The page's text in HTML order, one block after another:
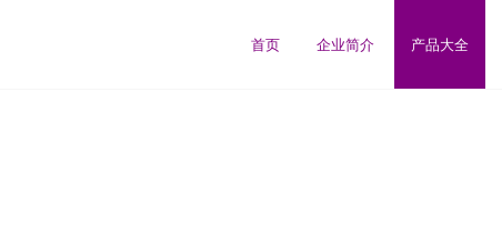
首页 企业简介 产品大全